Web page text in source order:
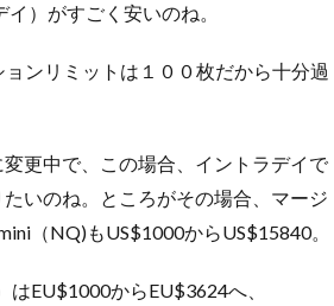
）がすごく安いのね。
ンリミットは１００枚だから十分過
更中で、この場合、イントラデイで
いのね。ところがその場合、マージ
（NQ)もUS$1000からUS$15840。
はEU$1000からEU$3624へ、